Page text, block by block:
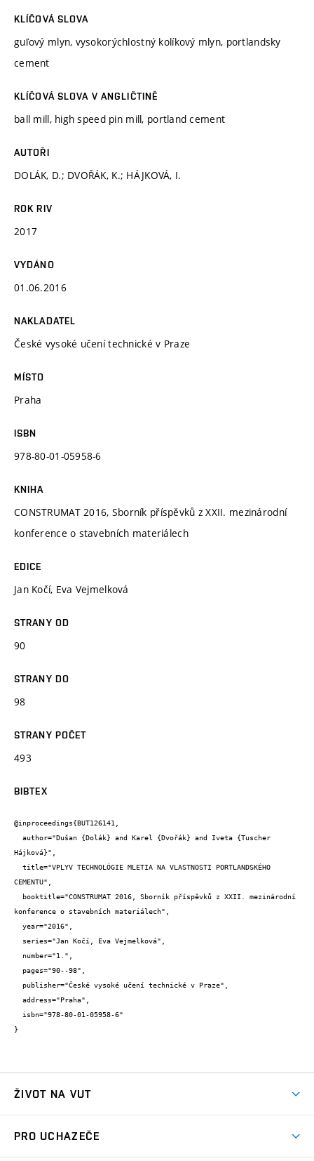
KLÍČOVÁ SLOVA
guľový mlyn, vysokorýchlostný kolíkový mlyn, portlandsky
cement
KLÍČOVÁ SLOVA V ANGLIČTINĚ
ball mill, high speed pin mill, portland cement
AUTOŘI
DOLÁK, D.; DVOŘÁK, K.; HÁJKOVÁ, I.
ROK RIV
2017
VYDÁNO
01.06.2016
NAKLADATEL
České vysoké učení technické v Praze
MÍSTO
Praha
ISBN
978-80-01-05958-6
KNIHA
CONSTRUMAT 2016, Sborník příspěvků z XXII. mezinárodní
konference o stavebních materiálech
EDICE
Jan Kočí, Eva Vejmelková
STRANY OD
90
STRANY DO
98
STRANY POČET
493
BIBTEX
@inproceedings{BUT126141,
Hájková}",
CEMENTU",
konference o stavebních materiálech",
}
ŽIVOT NA VUT
PRO UCHAZEČE